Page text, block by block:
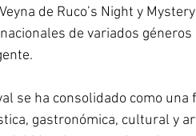
de Ruco’s Night y
de variados
se ha consolidado como
gastronómica, cultural y